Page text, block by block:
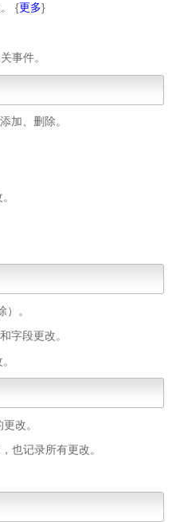
{更多}
事件。
加、删除。
。
字段更改。
改。
也记录所有更改。